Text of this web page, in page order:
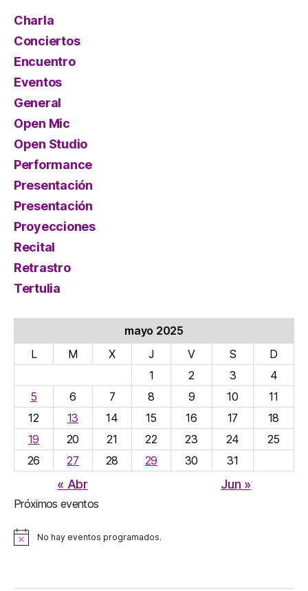
Charla
Conciertos
Encuentro
Eventos
General
Open Mic
Open Studio
Performance
Presentación
Presentación
Proyecciones
Recital
Retrastro
Tertulia
mayo 2025
L
M X J V S
D
1
2 3
4
5
6 7 8 9 10
11
12
13 14 15 16 17
18
19
20 21 22 23 24
25
26
27 28 29 30 31
« Abr Jun »
Próximos eventos
No hay eventos programados.